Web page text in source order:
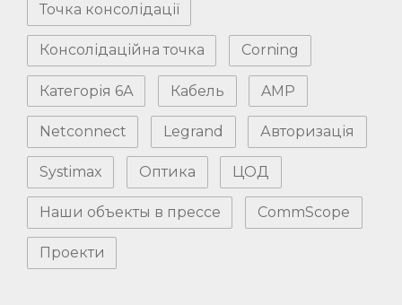
Точка консолідації
Консолідаційна точка Corning
Категорія 6А Кабель AMP
Netconnect Legrand Авторизація
Systimax Оптика ЦОД
Наши объекты в прессе CommScope
Проекти